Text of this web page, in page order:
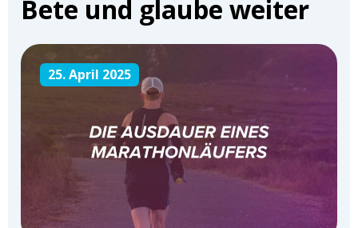
Bete und glaube weiter
25. April 2025